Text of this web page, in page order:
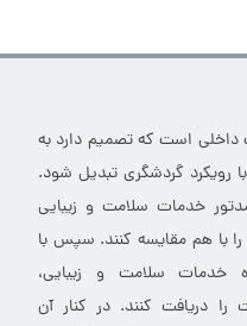
داخلی است که تصمیم دارد به
رویکرد گردشگری تبدیل شود.
خدمات سلامت و زیبایی
با هم مقایسه کنند. سپس با
خدمات سلامت و زیبایی،
دریافت کنند. در کنار آن